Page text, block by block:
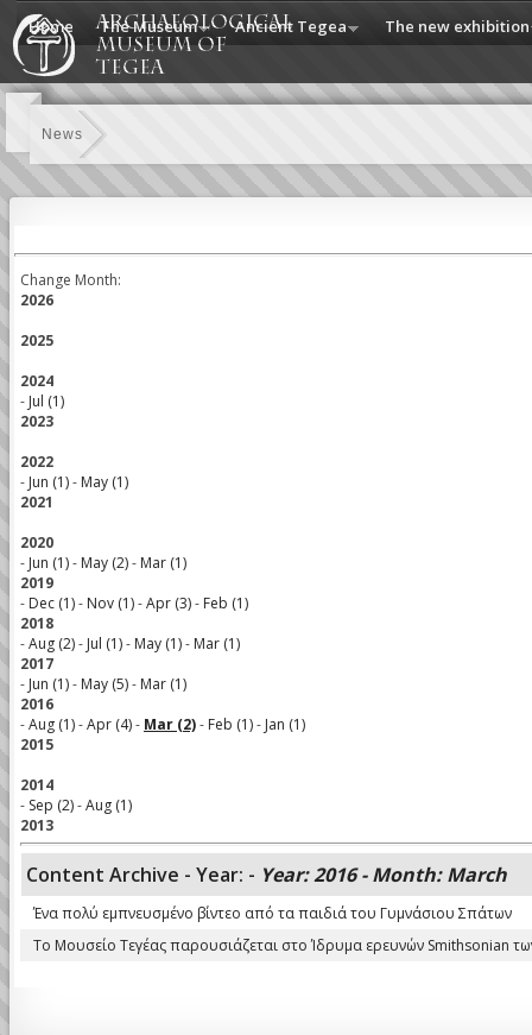
Home The Museum Ancient Tegea The new exhibition
News
Change Month:
2026
2025
2024
- Jul (1)
2023
2022
- Jun (1)- May (1)
2021
2020
- Jun (1)- May (2)- Mar (1)
2019
- Dec (1)- Nov (1)-Apr (3)- Feb (1)
2018
-Aug (2)- Jul (1)- May (1)- Mar (1)
2017
- Jun (1)- May (5)- Mar (1)
2016
-Aug (1)-Apr (4)- Mar (2)- Feb (1)- Jan (1)
2015
2014
- Sep (2)-Aug (1)
2013
Content Archive - Year: - Year: 2016 - Month: March
Ένα πολύ εμπνευσμένο βίντεο από τα παιδιά του Γυμνάσιου Σπάτων
Το Μουσείο Τεγέας παρουσιάζεται στο Ίδρυμα ερευνών Smithsonian